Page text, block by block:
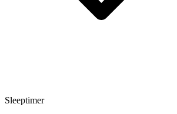
Sleeptimer